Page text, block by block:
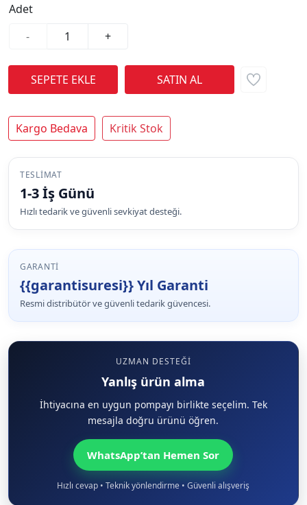
Adet
-
+
Kargo Bedava Kritik Stok
TESLIMAT
1-3 İş Günü
Hızlı tedarik ve güvenli sevkiyat desteği.
GARANTI
{{garantisuresi}} Yıl Garanti
Resmi distribütör ve güvenli tedarik güvencesi.
UZMAN DESTEĞI
Yanlış ürün alma
İhtiyacına en uygun pompayı birlikte seçelim. Tek
mesajla doğru ürünü öğren.
WhatsApp’tan Hemen Sor
Hızlı cevap • Teknik yönlendirme • Güvenli alışveriş